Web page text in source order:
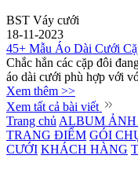
BST Váy cưới
18-11-2023
45+ Mẫu Áo Dài Cưới
Chắc hẳn các cặp đôi
áo dài cưới phù hợp với
Xem thêm >>
Xem tất cả bài viết
Trang chủ ALBUM ẢNH
TRANG ĐIỂM GÓI
CƯỚI KHÁCH HÀNG